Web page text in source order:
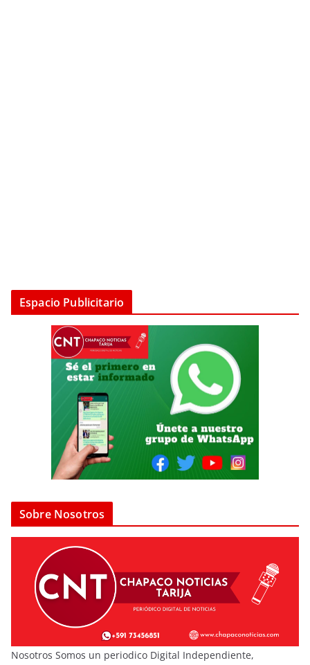
Espacio Publicitario
Sobre Nosotros
Nosotros Somos un periodico Digital Independiente,